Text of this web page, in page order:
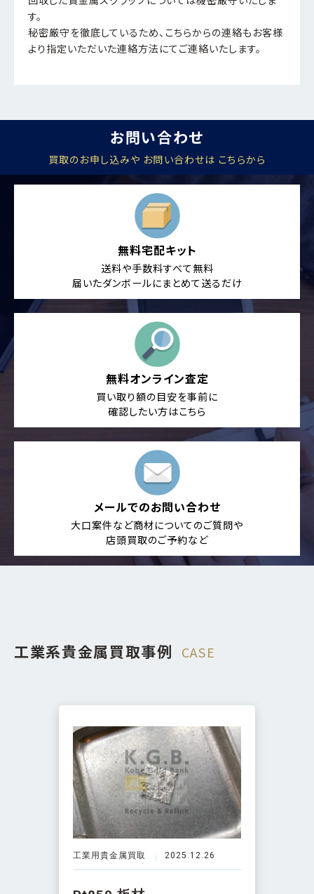
す。
秘密厳守を徹底しているため、こちらからの連絡もお客様
より指定いただいた連絡方法にてご連絡いたします。
お問い合わせ
買取のお申し込みや お問い合わせは こちらから
無料宅配キット
送料や手数料すべて無料
届いたダンボールにまとめて送るだけ
無料オンライン査定
買い取り額の目安を事前に
確認したい方はこちら
メールでのお問い合わせ
大口案件など商材についてのご質問や
店頭買取のご予約など
工業系貴金属買取事例 CASE
工業用貴金属買取 2025.12.26